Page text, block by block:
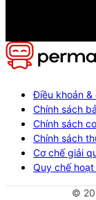
Điều khoản &
Chính sách
Chính sách
Chính sách
Cơ chế giải
Quy chế
©